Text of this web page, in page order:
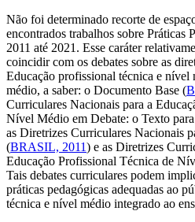
Não foi determinado recorte de
encontrados trabalhos sobre Práticas
2011 até 2021. Esse caráter
coincidir com os debates sobre as
Educação profissional técnica e nível
médio, a saber: o Documento Base (
Curriculares Nacionais para a
Nível Médio em Debate: o Texto
as Diretrizes Curriculares Nacionais
(BRASIL, 2011) e as Diretrizes
Educação Profissional Técnica de
Tais debates curriculares podem
práticas pedagógicas adequadas ao
técnica e nível médio integrado ao